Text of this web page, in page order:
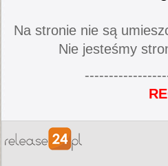
Na stronie nie są
Nie jesteśmy